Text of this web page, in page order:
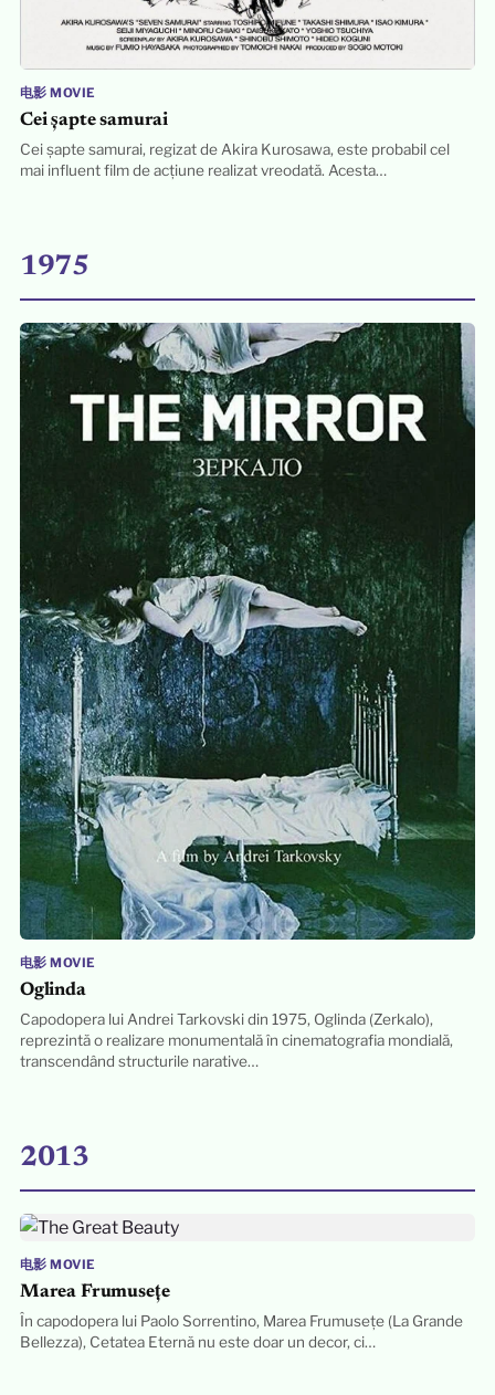
电影 MOVIE
Cei șapte samurai
Cei șapte samurai, regizat de Akira Kurosawa, este probabil cel
mai influent film de acțiune realizat vreodată. Acesta…
1975
电影 MOVIE
Oglinda
Capodopera lui Andrei Tarkovski din 1975, Oglinda (Zerkalo),
reprezintă o realizare monumentală în cinematografia mondială,
transcendând structurile narative…
2013
电影 MOVIE
Marea Frumusețe
În capodopera lui Paolo Sorrentino, Marea Frumusețe (La Grande
Bellezza), Cetatea Eternă nu este doar un decor, ci…